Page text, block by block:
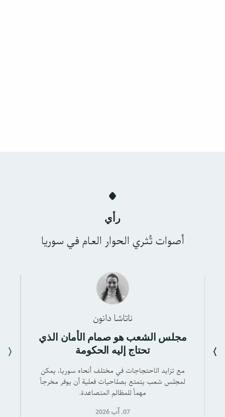
رأي
أصوات تُثري الحوار العام في سوريا
ناتاشا دانون
مجلس الشعب هو صمام الأمان الذي
تحتاج إليه الحكومة
مع تزايد الاحتجاجات في مختلف أنحاء سوريا، يمكن
لمجلس شعب يتمتع بصلاحيات فعلية أن يوفر مخرجاً
مهماً للمظالم المتصاعدة.
07. آب 2026